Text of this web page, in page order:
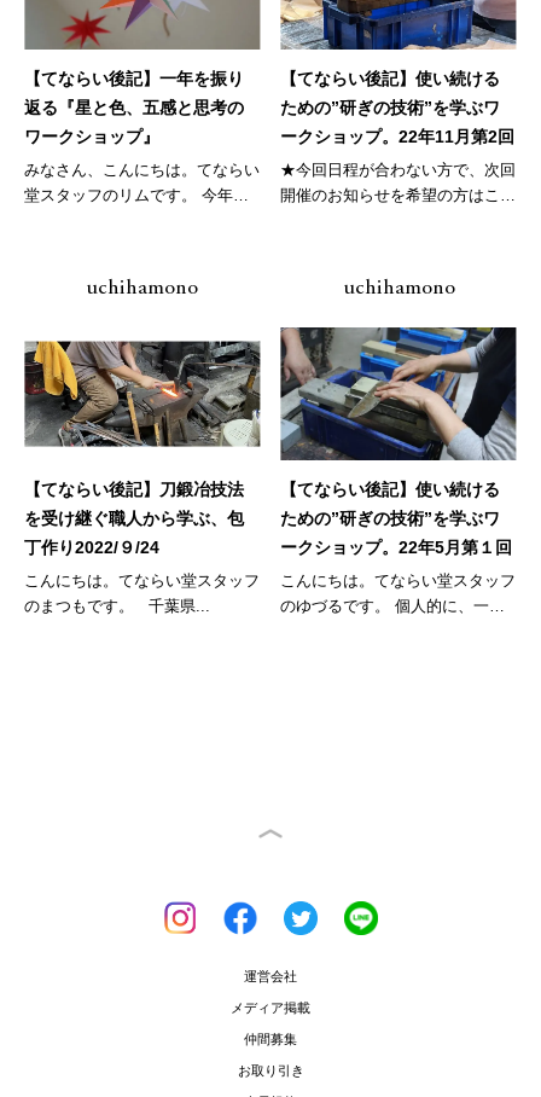
【てならい後記】一年を振り
返る『星と色、五感と思考の
ワークショップ』
みなさん、こんにちは。てならい
堂スタッフのリムです。 今年も
【てならい後記】使い続ける
ための”研ぎの技術”を学ぶワ
ークショップ。22年11月第2回
★今回日程が合わない方で、次回
開催のお知らせを希望の方はこち
uchihamono
【てならい後記】刀鍛冶技法
を受け継ぐ職人から学ぶ、包
丁作り2022/９/24
こんにちは。てならい堂スタッフ
のまつもです。 千葉県...
uchihamono
【てならい後記】使い続ける
ための”研ぎの技術”を学ぶワ
ークショップ。22年5月第１回
こんにちは。てならい堂スタッフ
のゆづるです。 個人的に、一番
運営会社
メディア掲載
仲間募集
お取り引き